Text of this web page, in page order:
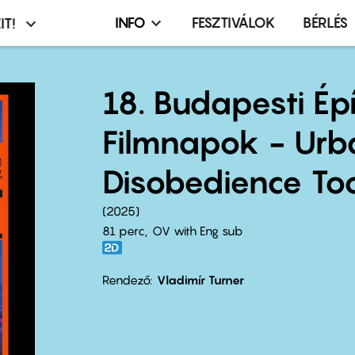
Infó,
terembérlés
menü
INFO FESZTIVÁLOK BÉRLÉS
18. Budapesti
Filmnapok -
Disobedience
2025
81 perc,
OV with Eng sub
Rendező Vladimír Turner